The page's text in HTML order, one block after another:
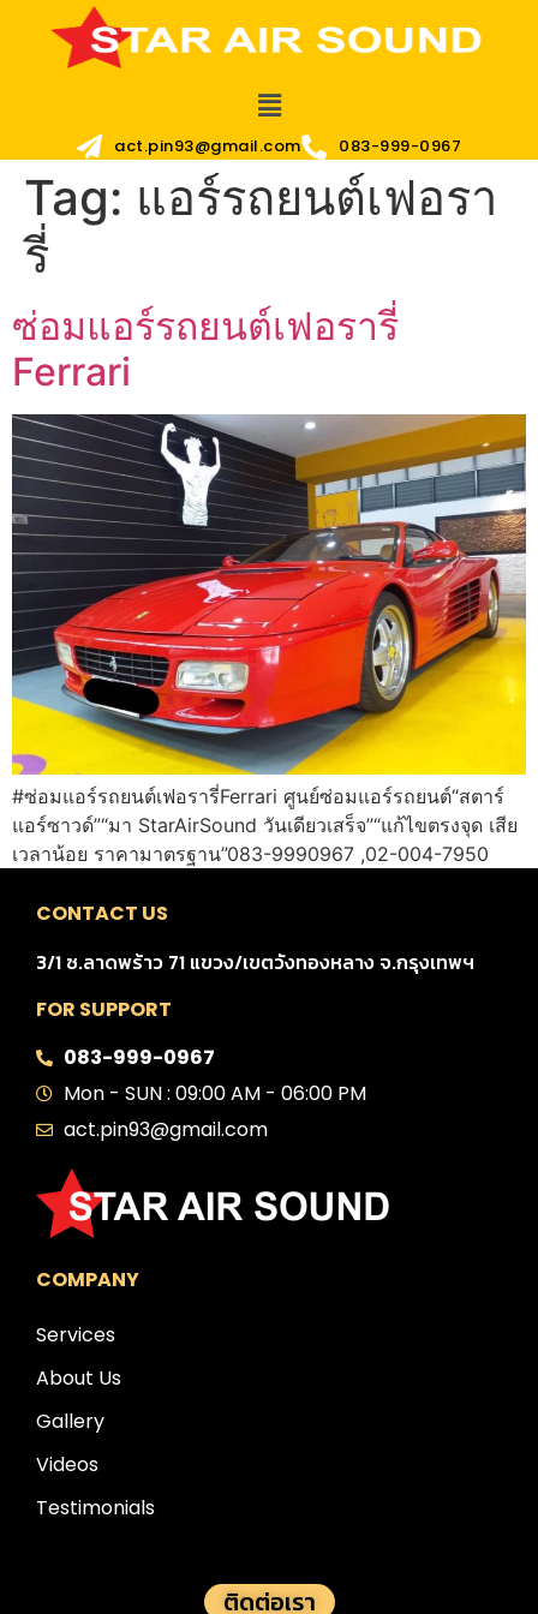
act.pin93@gmail.com 083-999-0967
Tag: แอร์รถยนต์เฟอรา
รี่
ซ่อมแอร์รถยนต์เฟอรารี่
Ferrari
#ซ่อมแอร์รถยนต์เฟอรารี่Ferrari ศูนย์ซ่อมแอร์รถยนต์“สตาร์
แอร์ซาวด์”“มา StarAirSound วันเดียวเสร็จ”“แก้ไขตรงจุด เสีย
เวลาน้อย ราคามาตรฐาน”083-9990967 ,02-004-7950
CONTACT US
3/1 ซ.ลาดพร้าว 71 แขวง/เขตวังทองหลาง จ.กรุงเทพฯ
FOR SUPPORT
083-999-0967
Mon - SUN : 09:00 AM - 06:00 PM
act.pin93@gmail.com
COMPANY
Services
About Us
Gallery
Videos
Testimonials
ติดต่อเรา